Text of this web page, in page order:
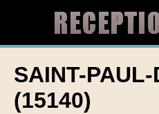
SAINT-
(15140)